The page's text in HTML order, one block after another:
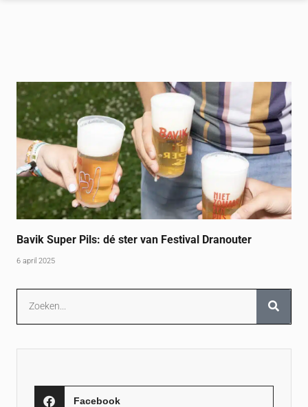
Bavik Super Pils: dé ster van Festival Dranouter
6 april 2025
Facebook